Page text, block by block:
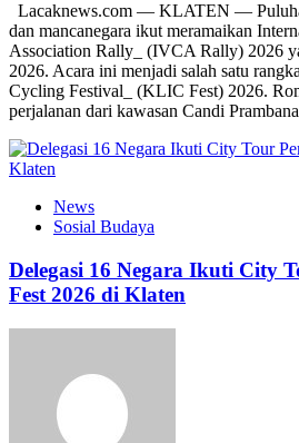
Lacaknews.com — KLATEN —
dan mancanegara ikut meramaikan
Association Rally_ (IVCA Rally) 2026
2026. Acara ini menjadi salah satu
Cycling Festival_ (KLIC Fest) 2026.
perjalanan dari kawasan Candi
News
Sosial Budaya
Delegasi 16 Negara Ikuti City
Fest 2026 di Klaten